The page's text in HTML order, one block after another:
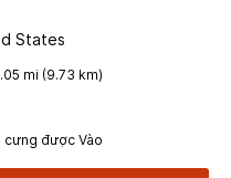
States
mi (9.73 km)
cưng được Vào